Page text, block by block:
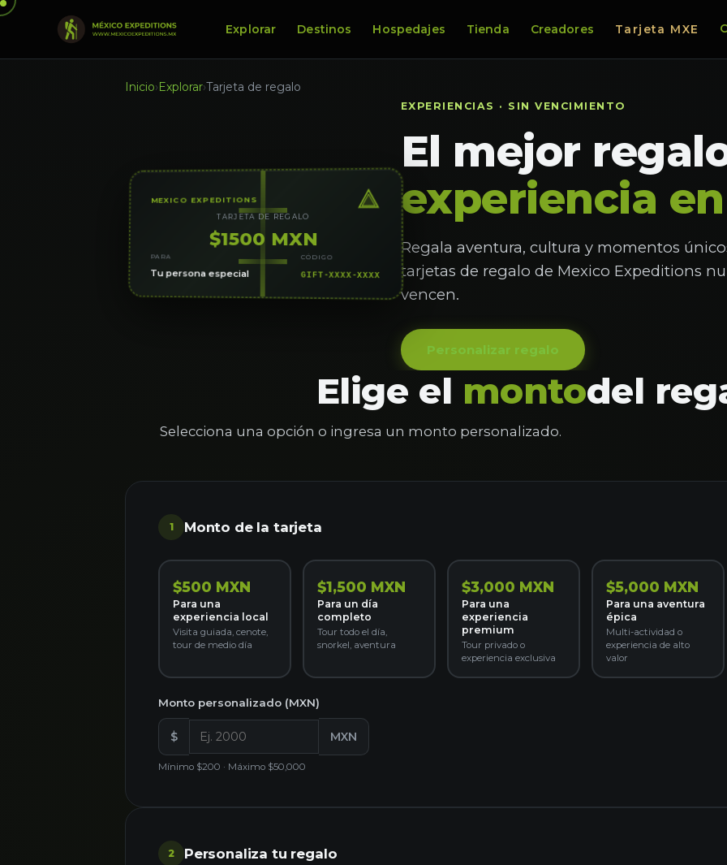
Explorar Destinos Hospedajes Tienda Creadores Tarjeta MXE
Inicio›Explorar›Tarjeta de regalo
MEXICO EXPEDITIONS
TARJETA DE REGALO
$1500 MXN
PARA
Tu persona especial
CÓDIGO
GIFT-XXXX-XXXX
EXPERIENCIAS · SIN VENCIMIENTO
El mejor
experiencia
Regala aventura, cultura y momentos
tarjetas de regalo de Mexico Expeditions
vencen.
Personalizar regalo
Elige el montodel
Selecciona una opción o ingresa un monto personalizado.
1 Monto de la tarjeta
$500 MXN
Para una
experiencia local
Visita guiada, cenote,
tour de medio día
$1,500 MXN
Para un día
completo
Tour todo el día,
snorkel, aventura
$3,000 MXN
Para una
experiencia
premium
Tour privado o
experiencia exclusiva
$5,000 MXN
Para una aventura
épica
Multi-actividad o
experiencia de alto
valor
Monto personalizado (MXN)
$ MXN
Mínimo $200 · Máximo $50,000
2 Personaliza tu regalo